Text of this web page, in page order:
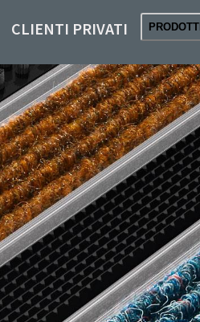
CLIENTI PRIVATI PRODOTTI